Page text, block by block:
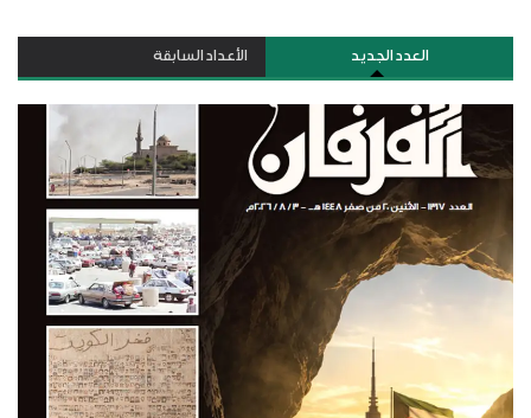
العدد الجديد الأعداد السابقة